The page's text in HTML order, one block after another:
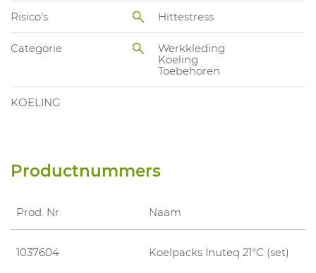
Risico's Hittestress
Categorie
Werkkleding
Koeling
Toebehoren
KOELING
Productnummers
Prod. Nr. Naam
1037604 Koelpacks Inuteq 21°C (set)